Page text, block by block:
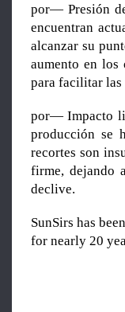
por— Presión
encuentran
alcanzar su
aumento en los
para facilitar las
por— Impacto
producción se
recortes son
firme, dejando
declive.
SunSirs has
for nearly 20